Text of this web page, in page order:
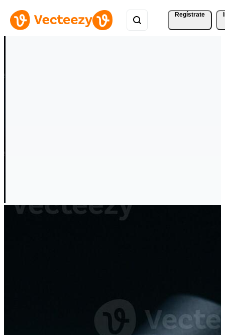
Regístrate